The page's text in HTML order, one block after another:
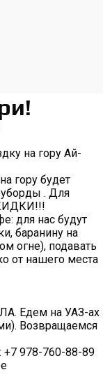
на гору Ай-
гору будет
. Для
для нас будут
баранину на
огне), подавать
от нашего места
Едем на УАЗ-ах
Возвращаемся
+7 978-760-88-89